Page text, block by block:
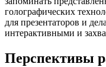
голографических
для презентаторов и
интерактивными и
Перспективы